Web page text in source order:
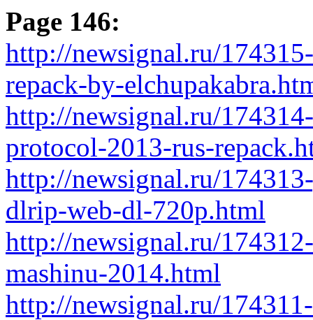
Page 146:
http://newsignal.ru/
repack-by-
http://newsignal.ru/
protocol-2013-rus-
http://newsignal.ru/
dlrip-web-dl-720p.html
http://newsignal.ru/
mashinu-2014.html
http://newsignal.ru/